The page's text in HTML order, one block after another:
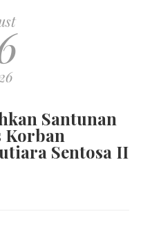
Santunan
Korban
Sentosa II